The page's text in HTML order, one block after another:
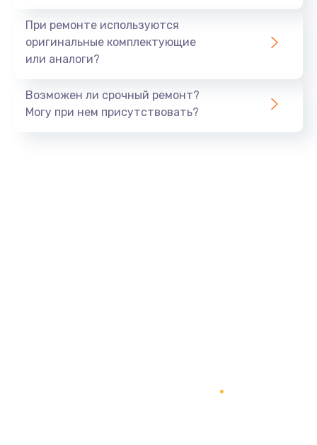
При ремонте используются
оригинальные комплектующие
или аналоги?
Возможен ли срочный ремонт?
Могу при нем присутствовать?